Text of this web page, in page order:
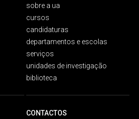
sobre a ua
cursos
candidaturas
departamentos e escolas
serviços
unidades de investigação
biblioteca
CONTACTOS